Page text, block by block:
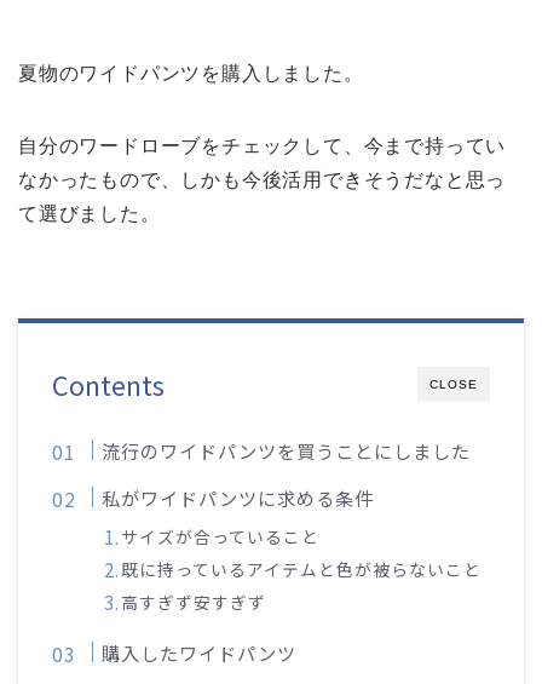
夏物のワイドパンツを購入しました。
自分のワードローブをチェックして、今まで持ってい
なかったもので、しかも今後活用できそうだなと思っ
て選びました。
CLOSE
Contents
流行のワイドパンツを買うことにしました
私がワイドパンツに求める条件
サイズが合っていること
既に持っているアイテムと色が被らないこと
高すぎず安すぎず
購入したワイドパンツ